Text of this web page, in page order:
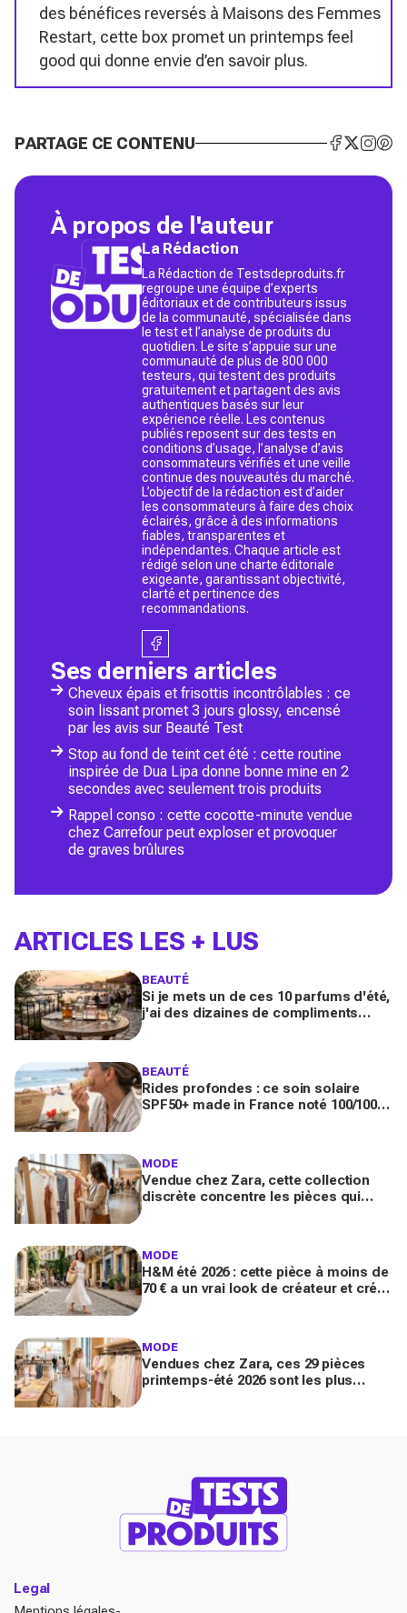
des bénéfices reversés à Maisons des Femmes
Restart, cette box promet un printemps feel
good qui donne envie d’en savoir plus.
PARTAGE CE CONTENU
À propos de l'auteur
La Rédaction
La Rédaction de Testsdeproduits.fr
regroupe une équipe d’experts
éditoriaux et de contributeurs issus
de la communauté, spécialisée dans
le test et l’analyse de produits du
quotidien. Le site s’appuie sur une
communauté de plus de 800 000
testeurs, qui testent des produits
gratuitement et partagent des avis
authentiques basés sur leur
expérience réelle. Les contenus
publiés reposent sur des tests en
conditions d’usage, l’analyse d’avis
consommateurs vérifiés et une veille
continue des nouveautés du marché.
L’objectif de la rédaction est d’aider
les consommateurs à faire des choix
éclairés, grâce à des informations
fiables, transparentes et
indépendantes. Chaque article est
rédigé selon une charte éditoriale
exigeante, garantissant objectivité,
clarté et pertinence des
recommandations.
Ses derniers articles
Cheveux épais et frisottis incontrôlables : ce
soin lissant promet 3 jours glossy, encensé
par les avis sur Beauté Test
Stop au fond de teint cet été : cette routine
inspirée de Dua Lipa donne bonne mine en 2
secondes avec seulement trois produits
Rappel conso : cette cocotte-minute vendue
chez Carrefour peut exploser et provoquer
de graves brûlures
ARTICLES LES + LUS
BEAUTÉ
Si je mets un de ces 10 parfums d'été,
j'ai des dizaines de compliments
BEAUTÉ
Rides profondes : ce soin solaire
SPF50+ made in France noté 100/100
MODE
Vendue chez Zara, cette collection
discrète concentre les pièces qui
MODE
H&M été 2026 : cette pièce à moins de
70 € a un vrai look de créateur et crée
MODE
Vendues chez Zara, ces 29 pièces
printemps-été 2026 sont les plus
Legal